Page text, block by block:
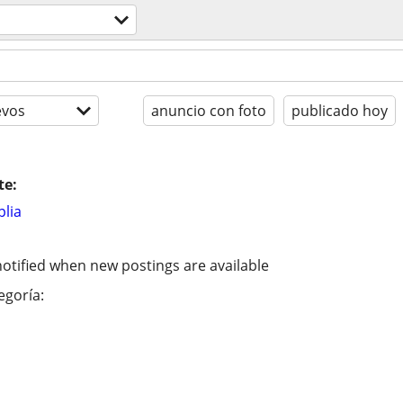
anuncio con foto publicado hoy
when new postings are available